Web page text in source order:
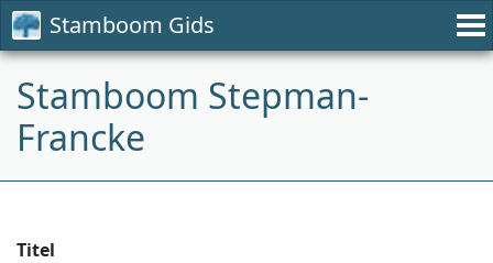
Stamboom Gids
Stamboom Stepman-
Francke
Titel